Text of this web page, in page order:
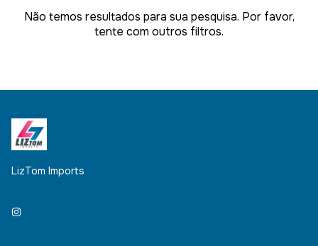
Não temos resultados para sua pesquisa. Por favor,
tente com outros filtros.
LizTom Imports